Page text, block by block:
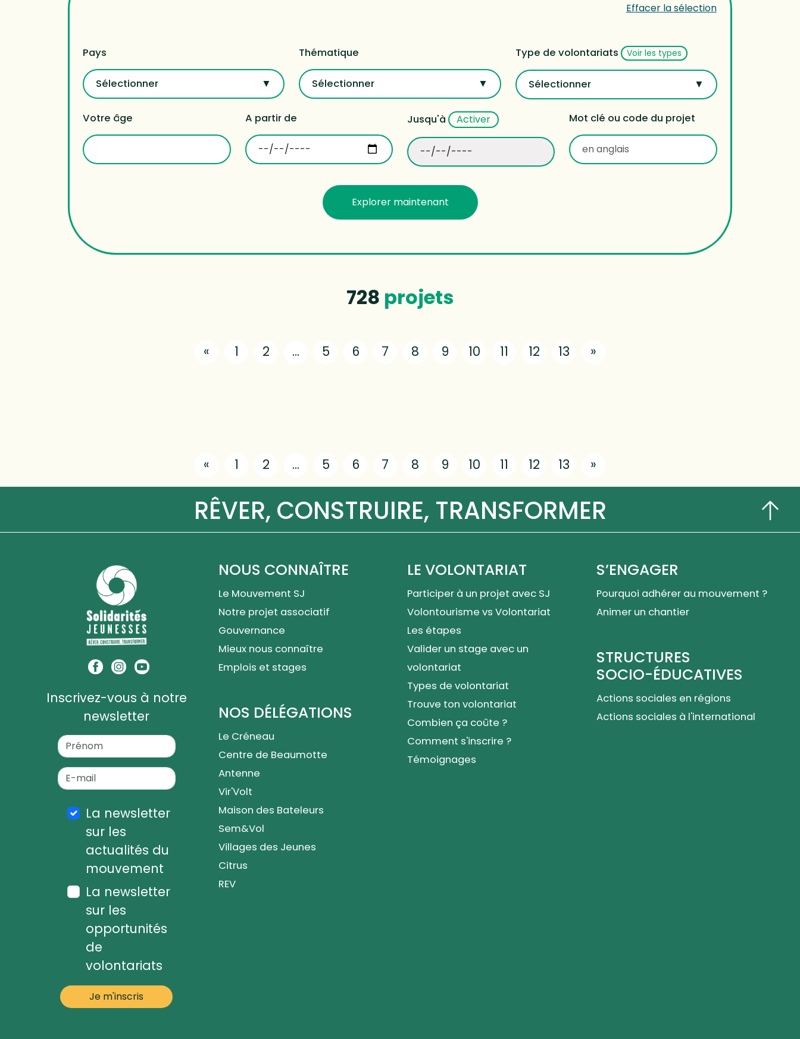
Effacer la sélection
Pays
Sélectionner
Thématique
Sélectionner
Type de volontariats Voir les types
Sélectionner
Votre âge A partir de Jusqu'à Activer Mot clé ou code du projet
Explorer maintenant
728 projets
« 1 2 ... 5 6 7 8 9 10 11 12 13 »
« 1 2 ... 5 6 7 8 9 10 11 12 13 »
RÊVER, CONSTRUIRE, TRANSFORMER
Inscrivez-vous à notre
newsletter
La newsletter
sur les
actualités du
mouvement
La newsletter
sur les
opportunités
de
volontariats
NOUS CONNAÎTRE
Le Mouvement SJ
Notre projet associatif
Gouvernance
Mieux nous connaître
Emplois et stages
NOS DÉLÉGATIONS
Le Créneau
Centre de Beaumotte
Antenne
Vir'Volt
Maison des Bateleurs
Sem&Vol
Villages des Jeunes
Citrus
REV
LE VOLONTARIAT
Participer à un projet avec SJ
Volontourisme vs Volontariat
Les étapes
Valider un stage avec un
volontariat
Types de volontariat
Trouve ton volontariat
Combien ça coûte ?
Comment s'inscrire ?
Témoignages
S’ENGAGER
Pourquoi adhérer au mouvement ?
Animer un chantier
STRUCTURES
SOCIO-ÉDUCATIVES
Actions sociales en régions
Actions sociales à l'international